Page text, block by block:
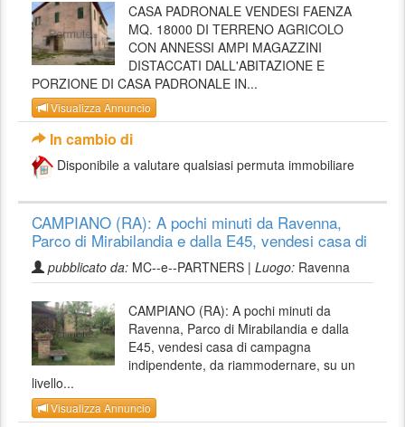
CASA PADRONALE VENDESI FAENZA
MQ. 18000 DI TERRENO AGRICOLO
CON ANNESSI AMPI MAGAZZINI
DISTACCATI DALL'ABITAZIONE E
PORZIONE DI CASA PADRONALE IN...
Visualizza Annuncio
In cambio di
Disponibile a valutare qualsiasi permuta immobiliare
CAMPIANO (RA): A pochi minuti da Ravenna,
Parco di Mirabilandia e dalla E45, vendesi casa di
pubblicato da: MC--e--PARTNERS | Luogo: Ravenna
CAMPIANO (RA): A pochi minuti da
Ravenna, Parco di Mirabilandia e dalla
E45, vendesi casa di campagna
indipendente, da riammodernare, su un
livello...
Visualizza Annuncio